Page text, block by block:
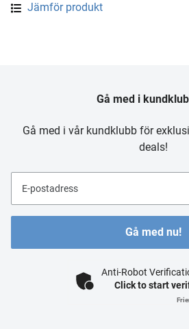
Jämför produkt
Gå med i
Gå med i vår kundklubb för
deals!
E-postadress
Gå med nu!
Anti-Robot
Click to start